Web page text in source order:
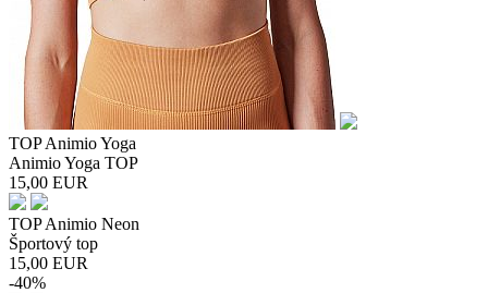
TOP Animio Yoga
Animio Yoga TOP
15,00 EUR
TOP Animio Neon
Športový top
15,00 EUR
-40%